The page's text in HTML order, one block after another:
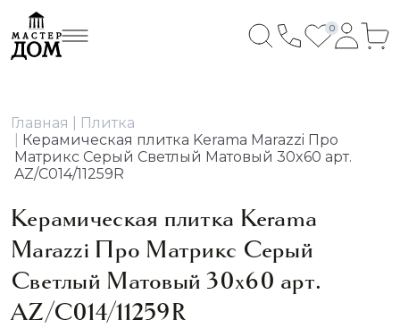
0
Главная
Плитка
Керамическая плитка Kerama Marazzi Про
Матрикс Серый Светлый Матовый 30x60 арт.
AZ/C014/11259R
Керамическая плитка Kerama
Marazzi Про Матрикс Серый
Светлый Матовый 30x60 арт.
AZ/C014/11259R